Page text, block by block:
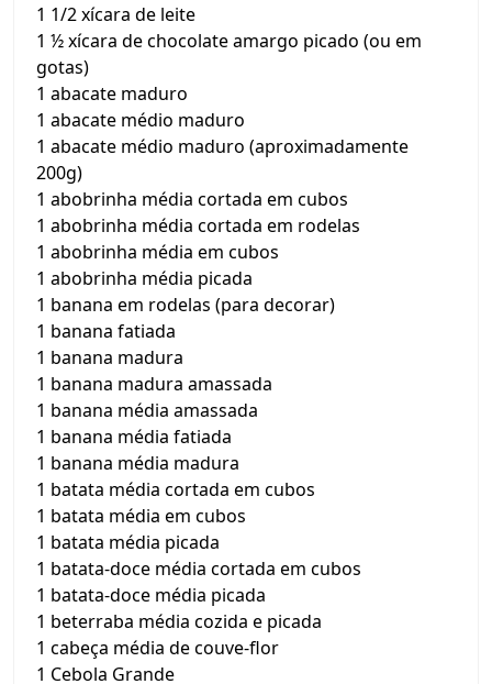
1 1/2 xícara de leite
1 ½ xícara de chocolate amargo picado (ou em
gotas)
1 abacate maduro
1 abacate médio maduro
1 abacate médio maduro (aproximadamente
200g)
1 abobrinha média cortada em cubos
1 abobrinha média cortada em rodelas
1 abobrinha média em cubos
1 abobrinha média picada
1 banana em rodelas (para decorar)
1 banana fatiada
1 banana madura
1 banana madura amassada
1 banana média amassada
1 banana média fatiada
1 banana média madura
1 batata média cortada em cubos
1 batata média em cubos
1 batata média picada
1 batata-doce média cortada em cubos
1 batata-doce média picada
1 beterraba média cozida e picada
1 cabeça média de couve-flor
1 Cebola Grande